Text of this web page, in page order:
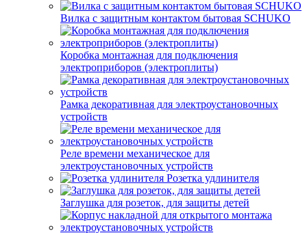
Вилка с защитным контактом бытовая SCHUKO
Коробка монтажная для подключения
электроприборов (электроплиты)
Рамка декоративная для электроустановочных
устройств
Реле времени механическое для
электроустановочных устройств
Розетка удлинителя
Заглушка для розеток, для защиты детей